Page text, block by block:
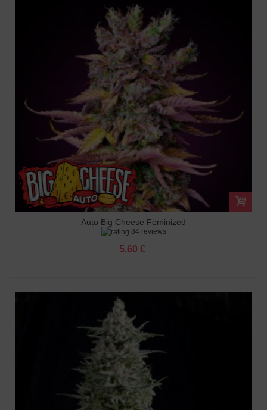
Auto Big Cheese Feminized
84 reviews
5.60 €